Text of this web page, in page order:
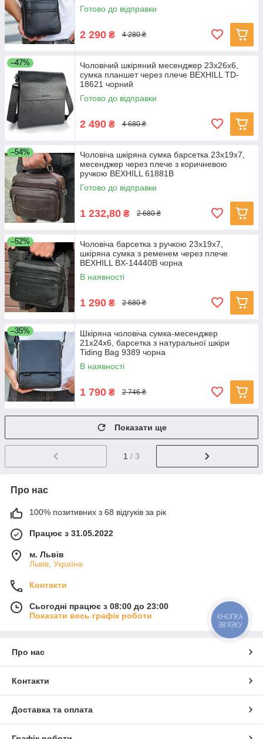
Готово до відправки
2 290 ₴ 4 280 ₴
–47%
Чоловічий шкіряний месенджер 23х26х6,
сумка планшет через плече BEXHILL TD-
18621 чорний
Готово до відправки
2 490 ₴ 4 680 ₴
–54%
Чоловіча шкіряна сумка барсетка 23х19х7,
месенджер через плече з коричневою
ручкою BEXHILL 61881B
Готово до відправки
1 232,80 ₴ 2 680 ₴
–52%
Чоловіча барсетка з ручкою 23х19х7,
шкіряна сумка з ременем через плече
BEXHILL BX-14440B чорна
В наявності
1 290 ₴ 2 680 ₴
–35%
Шкіряна чоловіча сумка-месенджер
21x24x6, барсетка з натуральної шкіри
Tiding Bag 9389 чорна
В наявності
1 790 ₴ 2 746 ₴
Показати ще
1 / 3
Про нас
100% позитивних з 68 відгуків за рік
Працює з 31.05.2022
м. Львів
Львів, Україна
Контакти
Сьогодні працює з 08:00 до 23:00
Показати весь графік роботи
Про нас
Контакти
Доставка та оплата
КНОПКА
ЗВ'ЯЗКУ